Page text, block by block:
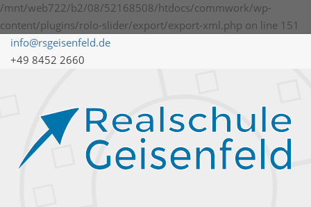
/mnt/web722/b2/08/52168508/htdocs/commwork/wp-
content/plugins/rolo-slider/export/export-xml.php on line 151
info@rsgeisenfeld.de
+49 8452 2660